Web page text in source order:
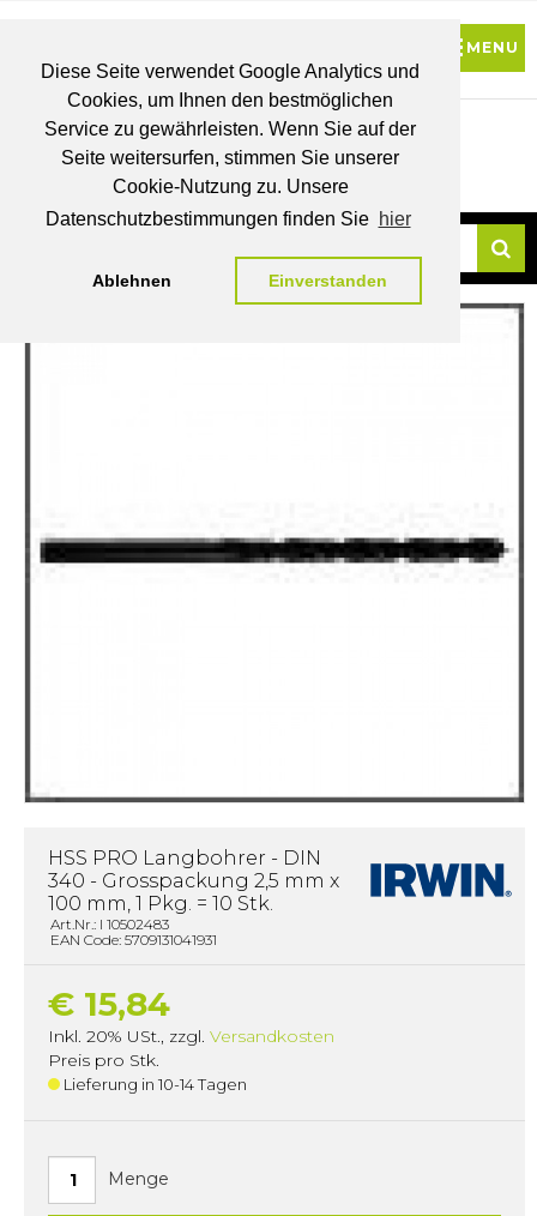
Diese Seite verwendet Google Analytics und
Cookies, um Ihnen den bestmöglichen
Service zu gewährleisten. Wenn Sie auf der
Seite weitersurfen, stimmen Sie unserer
Cookie-Nutzung zu. Unsere
Datenschutzbestimmungen finden Sie hier
Ablehnen Einverstanden
BRUTTO
PREISE
MEIN
WUNSCHLISTE
HSS PRO Langbohrer - DIN
340 - Grosspackung 2,5 mm x
100 mm, 1 Pkg. = 10 Stk.
Art.Nr.: I 10502483
EAN Code: 5709131041931
€ 15,84
Inkl. 20% USt., zzgl. Versandkosten
Preis pro Stk.
Lieferung in 10-14 Tagen
Menge